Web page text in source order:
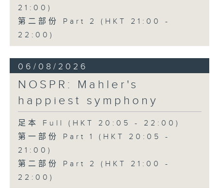
21:00)
第二部份 Part 2 (HKT 21:00 -
22:00)
06/08/2026
NOSPR: Mahler's
happiest symphony
足本 Full (HKT 20:05 - 22:00)
第一部份 Part 1 (HKT 20:05 -
21:00)
第二部份 Part 2 (HKT 21:00 -
22:00)